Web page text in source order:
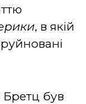
, в якій
Бретц був